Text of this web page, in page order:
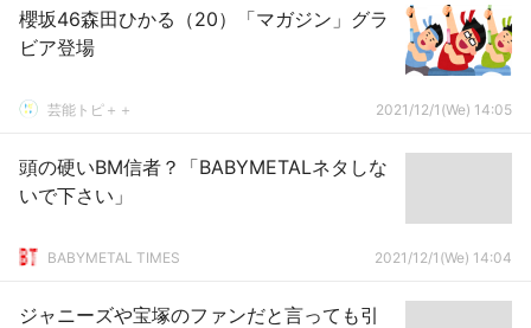
櫻坂46森田ひかる（20）「マガジン」グラ
ビア登場
芸能トピ＋＋ 2021/12/1(We) 14:05
頭の硬いBM信者？「BABYMETALネタしな
いで下さい」
BABYMETAL TIMES 2021/12/1(We) 14:04
ジャニーズや宝塚のファンだと言っても引